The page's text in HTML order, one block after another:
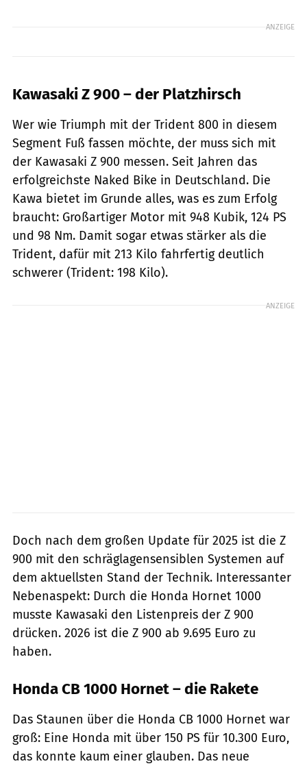
ANZEIGE
Kawasaki Z 900 – der Platzhirsch
Wer wie Triumph mit der Trident 800 in diesem
Segment Fuß fassen möchte, der muss sich mit
der Kawasaki Z 900 messen. Seit Jahren das
erfolgreichste Naked Bike in Deutschland. Die
Kawa bietet im Grunde alles, was es zum Erfolg
braucht: Großartiger Motor mit 948 Kubik, 124 PS
und 98 Nm. Damit sogar etwas stärker als die
Trident, dafür mit 213 Kilo fahrfertig deutlich
schwerer (Trident: 198 Kilo).
ANZEIGE
Doch nach dem großen Update für 2025 ist die Z
900 mit den schräglagensensiblen Systemen auf
dem aktuellsten Stand der Technik. Interessanter
Nebenaspekt: Durch die Honda Hornet 1000
musste Kawasaki den Listenpreis der Z 900
drücken. 2026 ist die Z 900 ab 9.695 Euro zu
haben.
Honda CB 1000 Hornet – die Rakete
Das Staunen über die Honda CB 1000 Hornet war
groß: Eine Honda mit über 150 PS für 10.300 Euro,
das konnte kaum einer glauben. Das neue